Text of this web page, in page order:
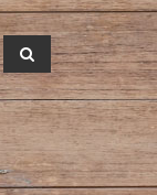
Search